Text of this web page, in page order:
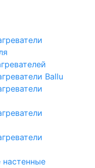
Ballu
настенные